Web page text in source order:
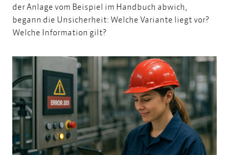
der Anlage vom Beispiel im Handbuch abwich,
begann die Unsicherheit: Welche Variante liegt vor?
Welche Information gilt?